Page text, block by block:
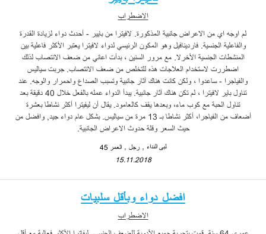
الاضطراب
لم اوجه اي من الاعراض جانبية المذكورة. لافيترا من بايير - أحدث دواء لزيادة القدرة
والفاعلية الجنسية. فاردينافيل وهو المكون الرئيسي لدواء لافيترا يعتبر الأكثر فاعلية بين
المنشطات الجنسية الأخرﻻ. مع مرور السنين ، بدأت اعاني من ضعف الانتصاب لذلك
اضطررت لاستخدام العلاجات هذه للتخلص من ضعف الانتصاب. جربت سياليس
والفياجرا - ساعدوا ، ولكن كانت هناك آثار جانبية وتسبب الصداع واحمرار والوجه. عند
تناول باير لافيترا ، لم تكن هناك آثار جانبية. يبدأ الدواء عمله بالفعل خلال 40 دقيقة بعد
تناول الحبة مع كوب ماء، وبعدها يقف كالعامود. يقال أن ليفيترا أكثر نشاطا بعشرة
أضعاف من الفياجرا، أكثر نشاطا بـ 13 مرة من سياليس. بشكل عام دواء جيد, وافضل من
حيث السعر وقلة حدوث الاعراض الجانبية.
لبى النداء رجل
العمر 45
15.11.2018
افضل دواء وبأقل سلبيات
الاضطراب